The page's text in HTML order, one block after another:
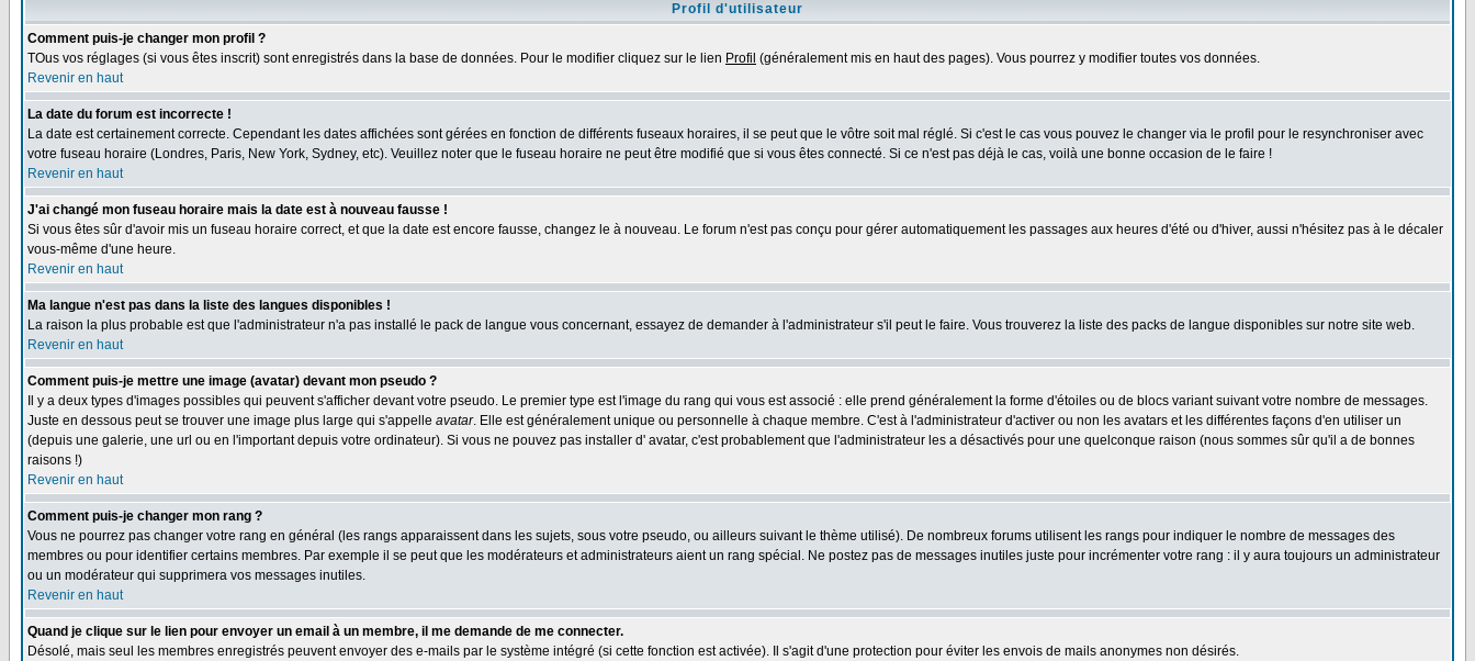
Profil d'utilisateur
Comment puis-je changer mon profil ?
TOus vos réglages (si vous êtes inscrit) sont enregistrés dans la base de données. Pour le modifier cliquez sur le lien Profil (généralement mis en haut des pages). Vous pourrez y modifier toutes vos données.
Revenir en haut
La date du forum est incorrecte !
La date est certainement correcte. Cependant les dates affichées sont gérées en fonction de différents fuseaux horaires, il se peut que le vôtre soit mal réglé. Si c'est le cas vous pouvez le changer via le profil pour le resynchroniser avec
votre fuseau horaire (Londres, Paris, New York, Sydney, etc). Veuillez noter que le fuseau horaire ne peut être modifié que si vous êtes connecté. Si ce n'est pas déjà le cas, voilà une bonne occasion de le faire !
Revenir en haut
J'ai changé mon fuseau horaire mais la date est à nouveau fausse !
Si vous êtes sûr d'avoir mis un fuseau horaire correct, et que la date est encore fausse, changez le à nouveau. Le forum n'est pas conçu pour gérer automatiquement les passages aux heures d'été ou d'hiver, aussi n'hésitez pas à le décaler
vous-même d'une heure.
Revenir en haut
Ma langue n'est pas dans la liste des langues disponibles !
La raison la plus probable est que l'administrateur n'a pas installé le pack de langue vous concernant, essayez de demander à l'administrateur s'il peut le faire. Vous trouverez la liste des packs de langue disponibles sur notre site web.
Revenir en haut
Comment puis-je mettre une image (avatar) devant mon pseudo ?
Il y a deux types d'images possibles qui peuvent s'afficher devant votre pseudo. Le premier type est l'image du rang qui vous est associé : elle prend généralement la forme d'étoiles ou de blocs variant suivant votre nombre de messages.
Juste en dessous peut se trouver une image plus large qui s'appelle avatar. Elle est généralement unique ou personnelle à chaque membre. C'est à l'administrateur d'activer ou non les avatars et les différentes façons d'en utiliser un
(depuis une galerie, une url ou en l'important depuis votre ordinateur). Si vous ne pouvez pas installer d' avatar, c'est probablement que l'administrateur les a désactivés pour une quelconque raison (nous sommes sûr qu'il a de bonnes
raisons !)
Revenir en haut
Comment puis-je changer mon rang ?
Vous ne pourrez pas changer votre rang en général (les rangs apparaissent dans les sujets, sous votre pseudo, ou ailleurs suivant le thème utilisé). De nombreux forums utilisent les rangs pour indiquer le nombre de messages des
membres ou pour identifier certains membres. Par exemple il se peut que les modérateurs et administrateurs aient un rang spécial. Ne postez pas de messages inutiles juste pour incrémenter votre rang : il y aura toujours un administrateur
ou un modérateur qui supprimera vos messages inutiles.
Revenir en haut
Quand je clique sur le lien pour envoyer un email à un membre, il me demande de me connecter.
Désolé, mais seul les membres enregistrés peuvent envoyer des e-mails par le système intégré (si cette fonction est activée). Il s'agit d'une protection pour éviter les envois de mails anonymes non désirés.